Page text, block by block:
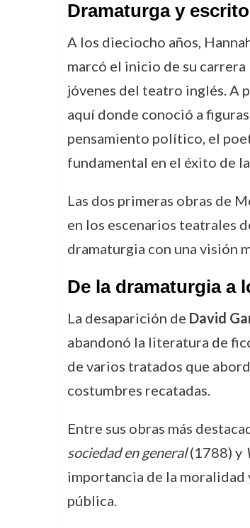
Dramaturga y
A los dieciocho años,
marcó el inicio de su
jóvenes del teatro inglés. A
aquí donde conoció a
pensamiento político, el
fundamental en el éxito de
Las dos primeras obras de
en los escenarios teatrales
dramaturgia con una visión
De la dramaturgia a
La desaparición de David
abandonó la literatura de
de varios tratados que
costumbres recatadas.
Entre sus obras más
sociedad en general(1788) y
importancia de la moralidad
pública.